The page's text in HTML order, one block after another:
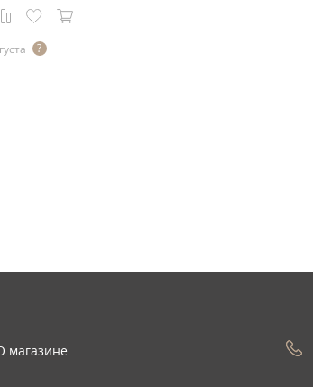
магазине